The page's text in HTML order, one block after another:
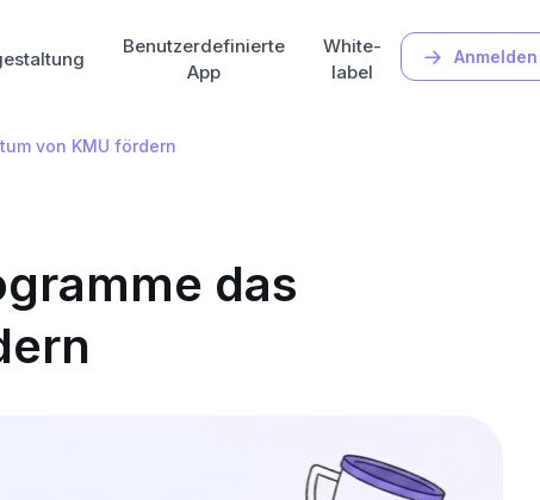
Anmelden
Benutzerdefinierte
App
White-
label
von KMU fördern
das